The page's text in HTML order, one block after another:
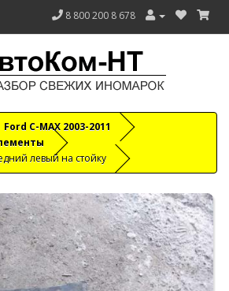
8 800 200 8 678
Ford C-MAX 2003-2011
левый на стойку